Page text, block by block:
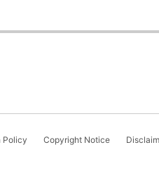
and editor at hindnow,
( Deepika
‘जवान’ और ‘कल्कि
Policy Copyright Notice